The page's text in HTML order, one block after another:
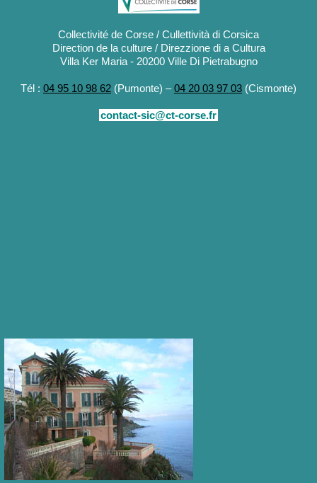
Collectivité de Corse / Cullettività di Corsica
Direction de la culture / Direzzione di a Cultura
Villa Ker Maria - 20200 Ville Di Pietrabugno
Tél : 04 95 10 98 62 (Pumonte) –04 20 03 97 03 (Cismonte)
contact-sic@ct-corse.fr